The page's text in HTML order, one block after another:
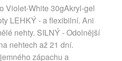
Violet-White 30gAkryl-gel
LEHKÝ - a flexibilní. Ani
nehty. SILNÝ - Odolnější
nehtech až 21 dní.
zápachu a